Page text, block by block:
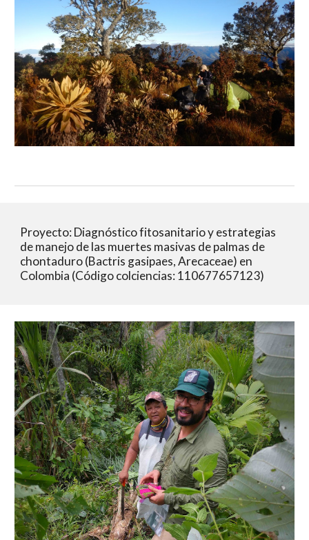
Proyecto: Diagnóstico fitosanitario y estrategias
de manejo de las muertes masivas de palmas de
chontaduro (Bactris gasipaes, Arecaceae) en
Colombia (Código colciencias: 110677657123)